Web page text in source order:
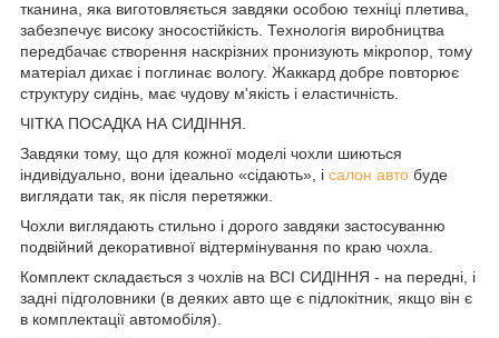
тканина, яка виготовляється завдяки особою техніці плетива,
забезпечує високу зносостійкість. Технологія виробництва
передбачає створення наскрізних пронизують мікропор, тому
матеріал дихає і поглинає вологу. Жаккард добре повторює
структуру сидінь, має чудову м'якість і еластичність.
ЧІТКА ПОСАДКА НА СИДІННЯ.
Завдяки тому, що для кожної моделі чохли шиються
індивідуально, вони ідеально «сідають», і салон авто буде
виглядати так, як після перетяжки.
Чохли виглядають стильно і дорого завдяки застосуванню
подвійний декоративної відтермінування по краю чохла.
Комплект складається з чохлів на ВСІ СИДІННЯ - на передні, і
задні підголовники (в деяких авто ще є підлокітник, якщо він є
в комплектації автомобіля).